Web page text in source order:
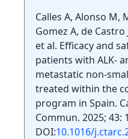
Calles A, Alonso M,
Gomez A, de
et al. Efficacy and
patients with ALK-
metastatic non-
treated within the
program in Spain.
Commun. 2025; 43:
DOI:10.1016/